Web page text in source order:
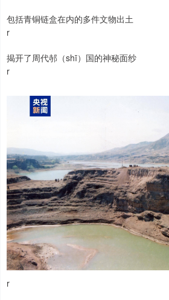
包括青铜链盒在内的多件文物出土
r
揭开了周代邿（shī）国的神秘面纱
r
r